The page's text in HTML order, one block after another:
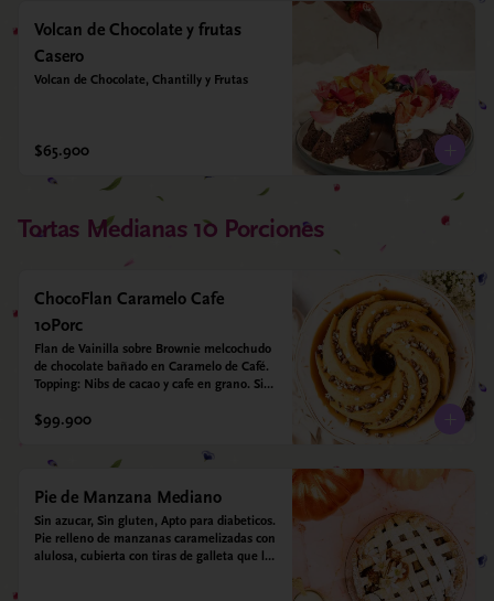
Volcan de Chocolate y frutas
Casero
Volcan de Chocolate, Chantilly y Frutas
$65.900
Tortas Medianas 10 Porciones
ChocoFlan Caramelo Cafe
10Porc
Flan de Vainilla sobre Brownie melcochudo
de chocolate bañado en Caramelo de Café.
Topping: Nibs de cacao y cafe en grano. Sin
diabéticos
$99.900
Pie de Manzana Mediano
Sin azucar, Sin gluten, Apto para diabeticos.
Pie relleno de manzanas caramelizadas con
alulosa, cubierta con tiras de galleta que le